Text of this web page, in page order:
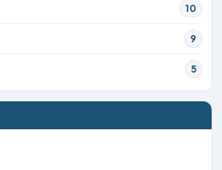
10
9
5